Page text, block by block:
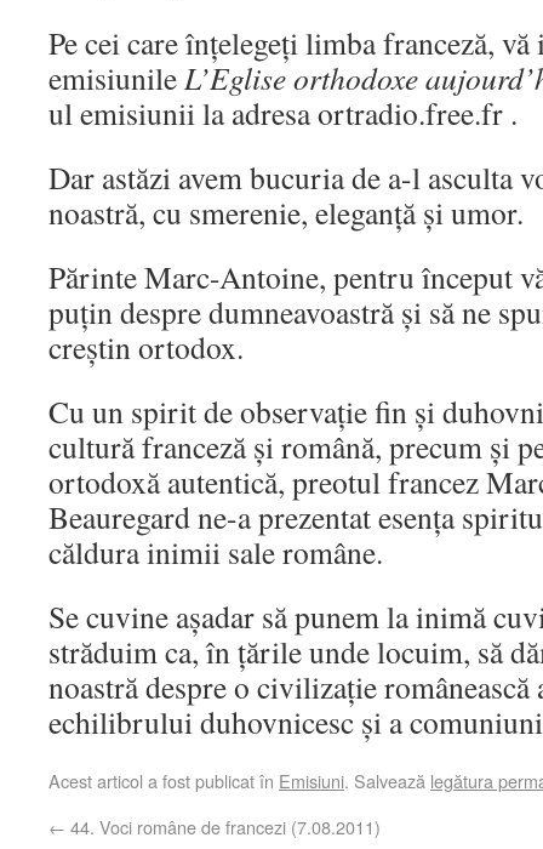
Pe cei care înțelegeți limba franceză,
emisiunileL’Eglise orthodoxe
ul emisiunii la adresa ortradio.free.fr .
Dar astăzi avem bucuria de a-l asculta
noastră, cu smerenie, eleganță și umor.
Părinte Marc-Antoine, pentru început
puţin despre dumneavoastră şi să ne
creştin ortodox.
Cu un spirit de observație fin și
cultură franceză și română, precum și
ortodoxă autentică, preotul francez
Beauregard ne-a prezentat esența
căldura inimii sale române.
Se cuvine așadar să punem la inimă
străduim ca, în țările unde locuim, să
noastră despre o civilizație
echilibrului duhovnicesc și a
Acest articol a fost publicat în Emisiuni. Salvează legătura
← 44. Voci române de francezi (7.08.2011)